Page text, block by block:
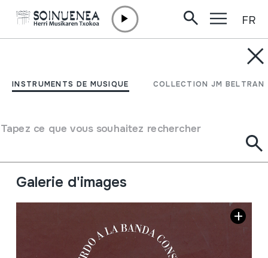
INSTRUMENTS DE MUSIQUE COLLECTION JM BELTRAN
Tapez ce que vous souhaitez rechercher
FR
Recuerdo a la Banda
"Constancia" 1817-2017
Galerie d'images